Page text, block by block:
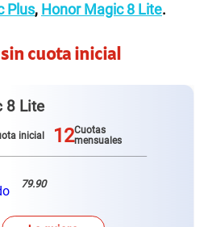
Plus, Honor Magic 8 Lite.
sin cuota inicial
S/0